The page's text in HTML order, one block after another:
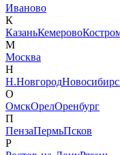
Иваново
К
КазаньКемерово
М
Москва
Н
Н.Новгород
О
ОмскОрелОренбург
П
ПензаПермьПсков
Р